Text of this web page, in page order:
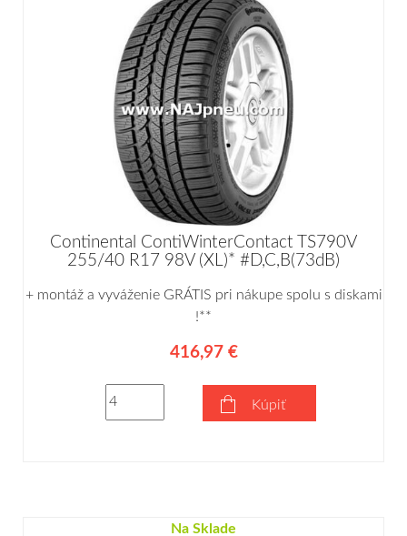
Continental ContiWinterContact TS790V
255/40 R17 98V (XL)* #D,C,B(73dB)
+ montáž a vyváženie GRÁTIS pri nákupe spolu s diskami
!**
416,97 €
Kúpiť
Na Sklade